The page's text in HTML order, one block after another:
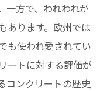
一方で、われわれが
あります。欧州では
も使われ愛されてい
ートに対する評価が
コンクリートの歴史